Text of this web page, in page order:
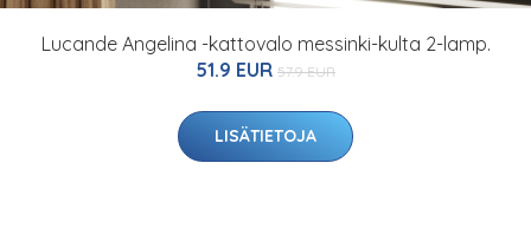
Lucande Angelina -kattovalo messinki-kulta 2-lamp.
51.9 EUR 57.9 EUR
LISÄTIETOJA